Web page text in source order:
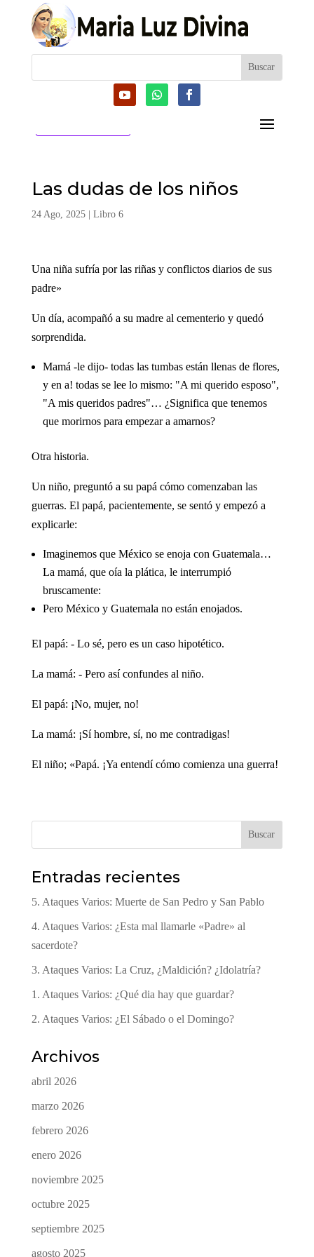
Las dudas de los niños
24 Ago, 2025| Libro 6
Una niña sufría por las riñas y conflictos diarios de sus
padre»
Un día, acompañó a su madre al cementerio y quedó
sorprendida.
Mamá -le dijo- todas las tumbas están llenas de flores,
y en a! todas se lee lo mismo: "A mi querido esposo",
"A mis queridos padres"… ¿Significa que tenemos
que morirnos para empezar a amarnos?
Otra historia.
Un niño, preguntó a su papá cómo comenzaban las
guerras. El papá, pacientemente, se sentó y empezó a
explicarle:
Imaginemos que México se enoja con Guatemala…
La mamá, que oía la plática, le interrumpió
bruscamente:
Pero México y Guatemala no están enojados.
El papá: - Lo sé, pero es un caso hipotético.
La mamá: - Pero así confundes al niño.
El papá: ¡No, mujer, no!
La mamá: ¡Sí hombre, sí, no me contradigas!
El niño; «Papá. ¡Ya entendí cómo comienza una guerra!
Buscar
Entradas recientes
5. Ataques Varios: Muerte de San Pedro y San Pablo
4. Ataques Varios: ¿Esta mal llamarle «Padre» al
sacerdote?
3. Ataques Varios: La Cruz, ¿Maldición? ¿Idolatría?
1. Ataques Varios: ¿Qué dia hay que guardar?
2. Ataques Varios: ¿El Sábado o el Domingo?
Archivos
abril 2026
marzo 2026
febrero 2026
enero 2026
noviembre 2025
octubre 2025
septiembre 2025
agosto 2025